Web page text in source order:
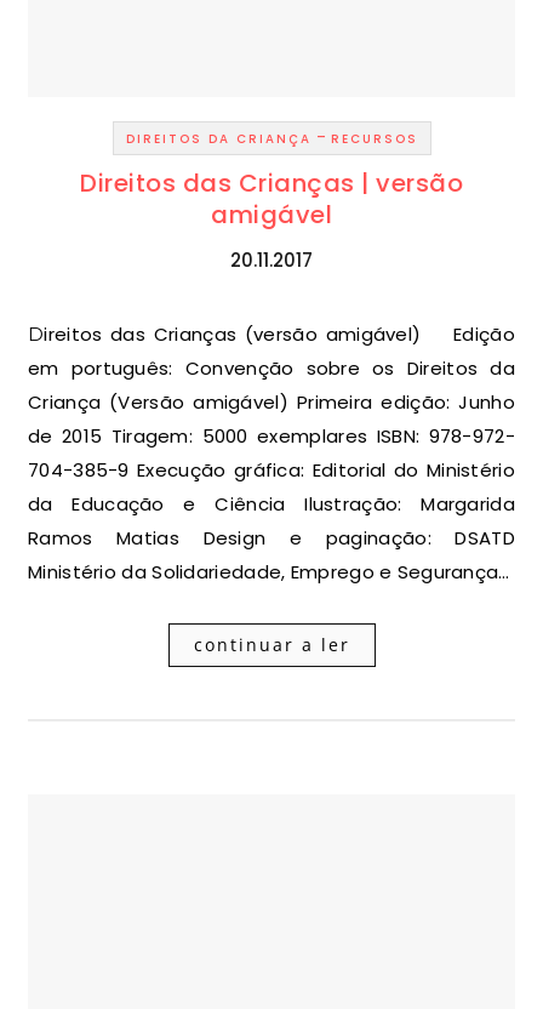
DIREITOS DA CRIANÇA - RECURSOS
Direitos das Crianças | versão
amigável
20.11.2017
Direitos das Crianças (versão amigável) Edição
em português: Convenção sobre os Direitos da
Criança (Versão amigável) Primeira edição: Junho
de 2015 Tiragem: 5000 exemplares ISBN: 978-972-
704-385-9 Execução gráfica: Editorial do Ministério
da Educação e Ciência Ilustração: Margarida
Ramos Matias Design e paginação: DSATD
Ministério da Solidariedade, Emprego e Segurança…
continuar a ler